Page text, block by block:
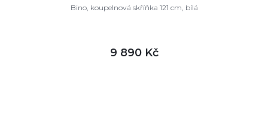
Bino, koupelnová skříňka 121 cm, bílá
9 890 Kč